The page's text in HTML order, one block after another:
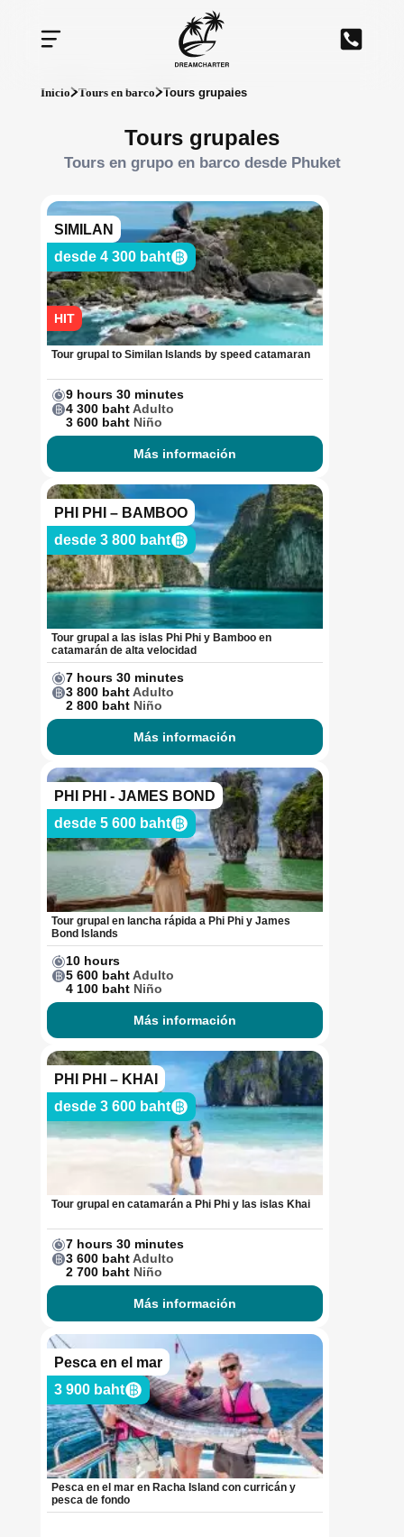
Inicio Tours en barco Tours grupales
Tours grupales
Tours en grupo en barco desde Phuket
SIMILAN
desde 4 300 baht
HIT
Tour grupal to Similan Islands by speed catamaran
9 hours 30 minutes
4 300 bahtAdulto
3 600 baht Niño
Más información
PHI PHI – BAMBOO
desde 3 800 baht
Tour grupal a las islas Phi Phi y Bamboo en
catamarán de alta velocidad
7 hours 30 minutes
3 800 bahtAdulto
2 800 baht Niño
Más información
PHI PHI - JAMES BOND
desde 5 600 baht
Tour grupal en lancha rápida a Phi Phi y James
Bond Islands
10 hours
5 600 bahtAdulto
4 100 baht Niño
Más información
PHI PHI – KHAI
desde 3 600 baht
Tour grupal en catamarán a Phi Phi y las islas Khai
7 hours 30 minutes
3 600 bahtAdulto
2 700 baht Niño
Más información
Pesca en el mar
3 900 baht
Pesca en el mar en Racha Island con curricán y
pesca de fondo